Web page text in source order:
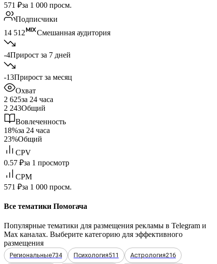
571 ₽за 1 000 просм.
Подписчики
14 512
Смешанная аудитория
-4Прирост за 7 дней
-13Прирост за месяц
Охват
2 625за 24 часа
2 243Общий
Вовлеченность
18%за 24 часа
23%Общий
CPV
0.57 ₽за 1 просмотр
CPM
571 ₽за 1 000 просм.
Все тематики Помогача
Популярные тематики для размещения рекламы в Telegram и
Max каналах. Выберите категорию для эффективного
размещения
Региональные734 Психология511 Астрология216